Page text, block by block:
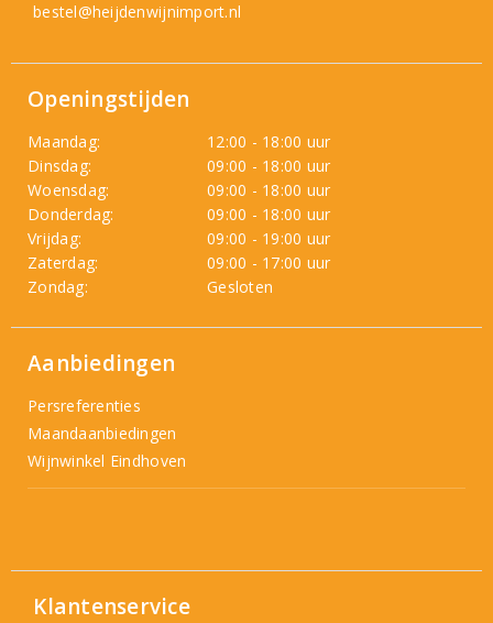
bestel@heijdenwijnimport.nl
Openingstijden
Maandag:
12:00 - 18:00 uur
Dinsdag:
09:00 - 18:00 uur
Woensdag:
09:00 - 18:00 uur
Donderdag:
09:00 - 18:00 uur
Vrijdag:
09:00 - 19:00 uur
Zaterdag:
09:00 - 17:00 uur
Zondag:
Gesloten
Aanbiedingen
Persreferenties
Maandaanbiedingen
Wijnwinkel Eindhoven
Klantenservice